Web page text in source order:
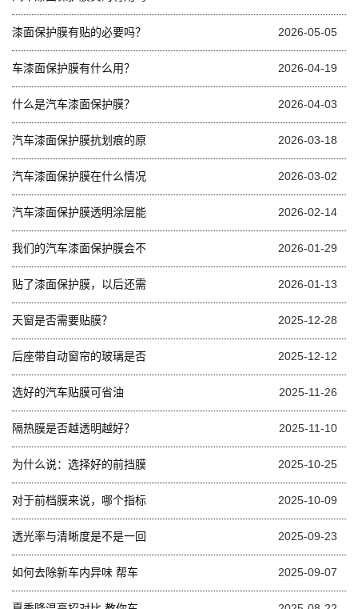
漆面保护膜有贴的必要吗？ 2026-05-05
车漆面保护膜有什么用？ 2026-04-19
什么是汽车漆面保护膜？ 2026-04-03
汽车漆面保护膜抗划痕的原 2026-03-18
汽车漆面保护膜在什么情况 2026-03-02
汽车漆面保护膜透明涂层能 2026-02-14
我们的汽车漆面保护膜会不 2026-01-29
贴了漆面保护膜，以后还需 2026-01-13
天窗是否需要贴膜？ 2025-12-28
后座带自动窗帘的玻璃是否 2025-12-12
选好的汽车贴膜可省油 2025-11-26
隔热膜是否越透明越好？ 2025-11-10
为什么说：选择好的前挡膜 2025-10-25
对于前档膜来说，哪个指标 2025-10-09
透光率与清晰度是不是一回 2025-09-23
如何去除新车内异味 帮车 2025-09-07